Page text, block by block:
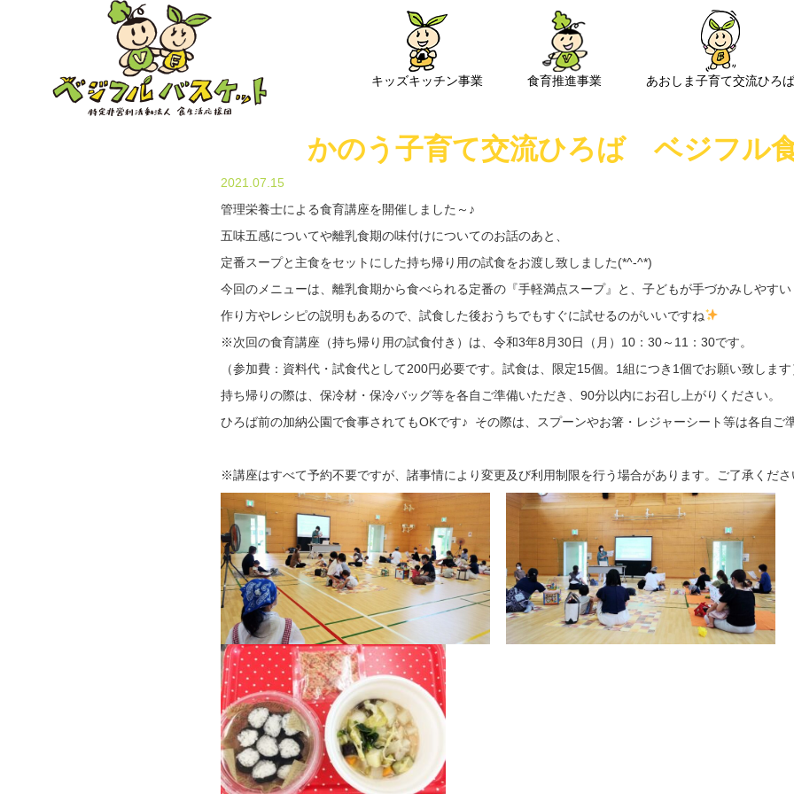
キッズキッチン事業 食育推進事業 あおしま子育て交流ひろば
かのう子育て交流ひろば ベジフル
2021.07.15
管理栄養士による食育講座を開催しました～♪
五味五感についてや離乳食期の味付けについてのお話のあと、
定番スープと主食をセットにした持ち帰り用の試食をお渡し致しました(*^-^*)
今回のメニューは、離乳食期から食べられる定番の『手軽満点スープ』と、子どもが手づかみしやす
作り方やレシピの説明もあるので、試食した後おうちでもすぐに試せるのがいいですね
※次回の食育講座（持ち帰り用の試食付き）は、令和3年8月30日（月）10：30～11：30です。
（参加費：資料代・試食代として200円必要です。試食は、限定15個。1組につき1個でお願い致します
持ち帰りの際は、保冷材・保冷バッグ等を各自ご準備いただき、90分以内にお召し上がりください。
ひろば前の加納公園で食事されてもOKです♪ その際は、スプーンやお箸・レジャーシート等は各自ご
※講座はすべて予約不要ですが、諸事情により変更及び利用制限を行う場合があります。ご了承くださ